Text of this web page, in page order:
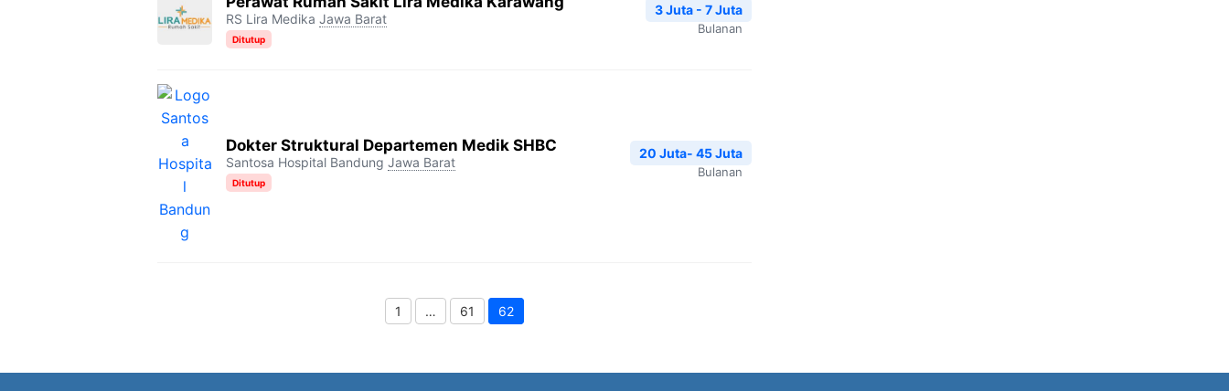
RS Lira Medika Jawa Barat
Ditutup
3 Juta - 7 Juta
Bulanan
Dokter Struktural Departemen Medik SHBC
Santosa Hospital Bandung Jawa Barat
Ditutup
20 Juta- 45 Juta
Bulanan
Page
1 … Page
61 Page
62